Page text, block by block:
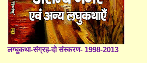
लग्घुकथा-संग्रह-दो संस्करण- 1998-2013